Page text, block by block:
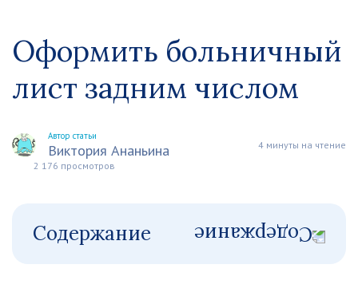
Оформить больничный
лист задним числом
Автор статьи
Виктория Ананьина
4 минуты на чтение
2 176 просмотров
Содержание